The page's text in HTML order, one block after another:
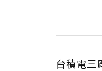
台積電三